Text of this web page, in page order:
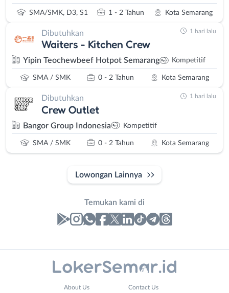
SMA/SMK, D3, S1 1 - 2 Tahun Kota Semarang
Dibutuhkan
Waiters - Kitchen Crew
Yipin Teochewbeef Hotpot Semarang Kompetitif
SMA / SMK 0 - 2 Tahun Kota Semarang
1 hari lalu
Dibutuhkan
Crew Outlet
Bangor Group Indonesia Kompetitif
SMA / SMK 0 - 2 Tahun Kota Semarang
1 hari lalu
Lowongan Lainnya
Temukan kami di
About Us Contact Us